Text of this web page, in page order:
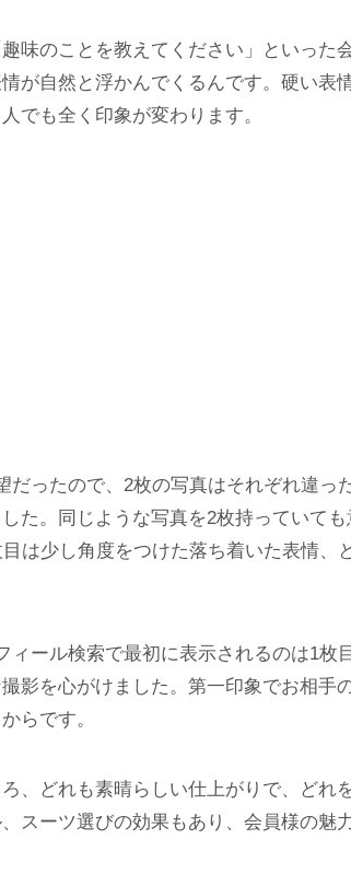
味のことを教えてください」といった
が自然と浮かんでくるんです。硬い表
でも全く印象が変わります。
ったので、2枚の写真はそれぞれ違っ
た。同じような写真を2枚持っていて
は少し角度をつけた落ち着いた表情、
ィール検索で最初に表示されるのは1枚
影を心がけました。第一印象でお相手
らです。
、どれも素晴らしい仕上がりで、どれ
スーツ選びの効果もあり、会員様の魅